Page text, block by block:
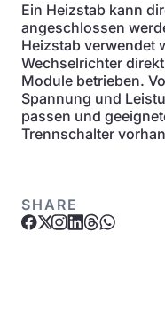
Ein Heizstab kann
angeschlossen
Heizstab verwendet
Wechselrichter
Module betrieben.
Spannung und
passen und
Trennschalter
SHARE